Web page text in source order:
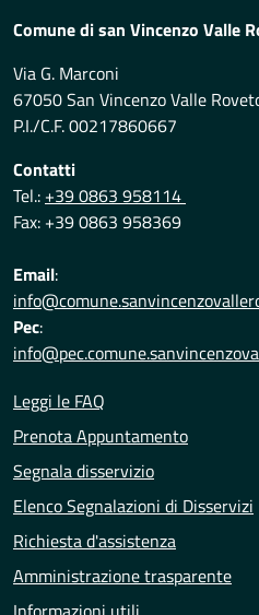
Comune di san Vincenzo Valle
Via G. Marconi
67050 San Vincenzo Valle
P.I./C.F. 00217860667
Contatti
Tel.: +39 0863 958114
Fax: +39 0863 958369
Email:
Pec:
Leggi le FAQ
Prenota Appuntamento
Segnala disservizio
Elenco Segnalazioni di Disservizi
Richiesta d'assistenza
Amministrazione trasparente